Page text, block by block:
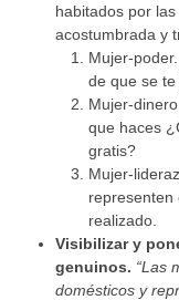
habitados por
acostumbrada y
Mujer-
de que se te
Mujer-
que haces
gratis?
Mujer-
representen
realizado.
Visibilizar y
genuinos. “Las
domésticos y